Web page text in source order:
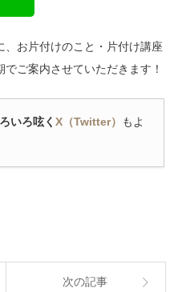
お片付けのこと・片付け講座
ご案内させていただきます！
いろ呟くX（Twitter）
もよ
次の記事